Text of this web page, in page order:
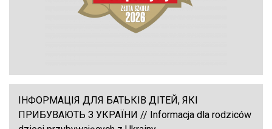
ІНФОРМАЦІЯ ДЛЯ БАТЬКІВ ДІТЕЙ, ЯКІ
ПРИБУВАЮТЬ З УКРАЇНИ // Informacja dla rodziców